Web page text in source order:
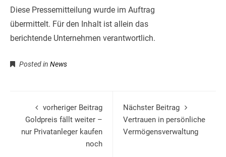
Diese Pressemitteilung wurde im Auftrag
übermittelt. Für den Inhalt ist allein das
berichtende Unternehmen verantwortlich.
Posted in News
vorheriger Beitrag
Goldpreis fällt weiter –
nur Privatanleger kaufen
noch
Nächster Beitrag
Vertrauen in persönliche
Vermögensverwaltung